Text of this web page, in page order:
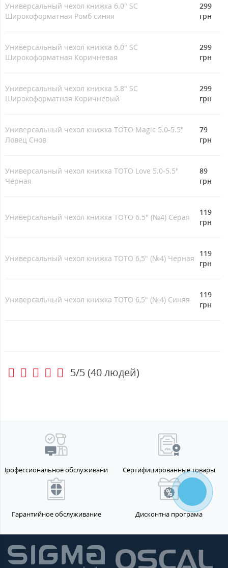
Универсальный чехол книжка 6.0" SC
Широкоформатная Ромб синяя
299
грн
Универсальный чехол книжка 6.0" SC
Широкоформатная Коричневая
299
грн
Универсальный чехол книжка 5.8" SC
Широкоформатная Коричневый
299
грн
Универсальный чехол книжка TOTO Magic 5.0-5.5"
Ловец Снов
79
грн
Универсальный чехол книжка TOTO Love 5.0-5.5"
Черная
89
грн
Универсальный чехол книжка TOTO 6.5" (№4) Серая
119
грн
Универсальный чехол книжка TOTO 6,5" (№4) Черная
119
грн
Универсальный чехол книжка TOTO 6,5" (№4) Синяя
119
грн
5/5(40людей)
Профессиональное обслуживание Сертифицированные товары
Гарантийное обслуживание Дисконтна програма